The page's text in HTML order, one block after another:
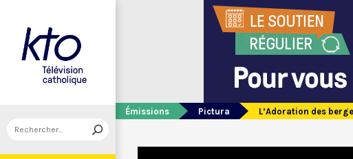
Émissions Pictura L’Adoration des